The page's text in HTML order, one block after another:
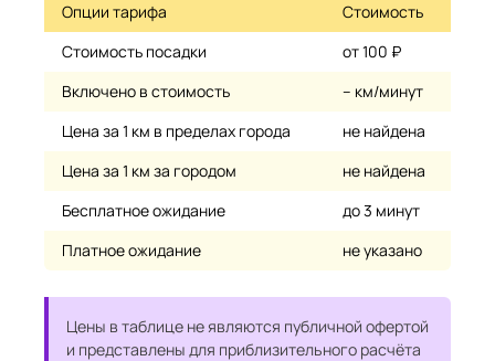
Опции тарифа
Стоимость
Стоимость посадки
от 100 ₽
Включено в стоимость
– км/минут
Цена за 1 км в пределах города
не найдена
Цена за 1 км за городом
не найдена
Бесплатное ожидание
до 3 минут
Платное ожидание
не указано
Цены в таблице не являются публичной офертой
и представлены для приблизительного расчёта